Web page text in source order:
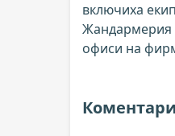
включиха
Жандармерия
офиси на
Коментари